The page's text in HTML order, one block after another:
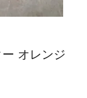
オレンジ